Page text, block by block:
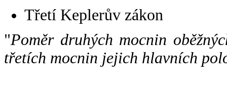
Třetí Keplerův zákon
"Poměr druhých mocnin
třetích mocnin jejich hlavních